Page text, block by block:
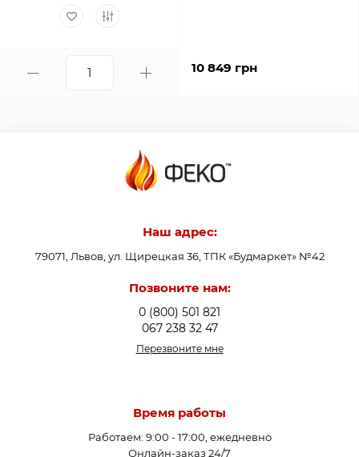
10 849 грн
Наш адрес:
79071, Львов, ул. Щирецкая 36, ТПК «Будмаркет» №42
Позвоните нам:
0 (800) 501 821
067 238 32 47
Перезвоните мне
Время работы
Работаем: 9:00 - 17:00, ежедневно
Онлайн-заказ 24/7